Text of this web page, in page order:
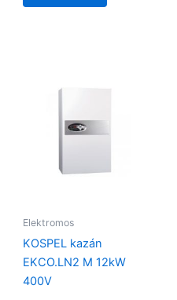
Elektromos
KOSPEL kazán
EKCO.LN2 M 12kW
400V